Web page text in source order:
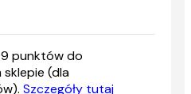
punktów do
(dla
Szczegóły tutaj